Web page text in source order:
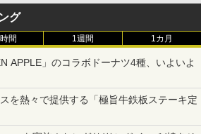
グ
間 1週間 1カ月
APPLE」のコラボドーナツ4種、いよいよ
を熱々で提供する「極旨牛鉄板ステーキ定